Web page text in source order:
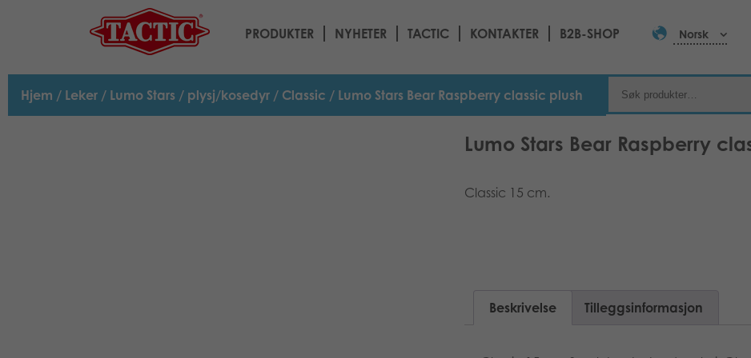
PRODUKTER NYHETER TACTIC KONTAKTER B2B-SHOP Norsk
Hjem / Leker / Lumo Stars / plysj/kosedyr / Classic / Lumo Stars Bear Raspberry classic plush
Lumo Stars Bear Raspberry
Classic 15 cm.
Beskrivelse Tilleggsinformasjon